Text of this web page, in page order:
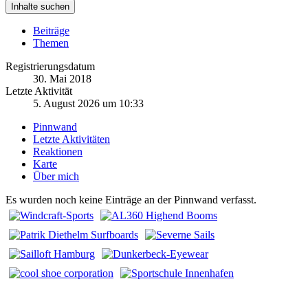
Inhalte suchen
Beiträge
Themen
Registrierungsdatum
30. Mai 2018
Letzte Aktivität
5. August 2026 um 10:33
Pinnwand
Letzte Aktivitäten
Reaktionen
Karte
Über mich
Es wurden noch keine Einträge an der Pinnwand verfasst.